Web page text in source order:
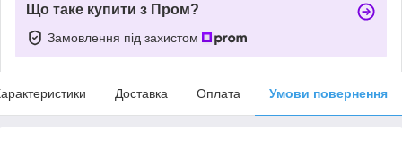
Що таке купити з Пром?
Замовлення під захистом
Доставка Оплата Умови повернення